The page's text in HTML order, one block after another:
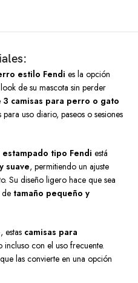
estilo Fendi es la opción
de su mascota sin perder
3 camisas para perro o gato
para uso diario, paseos o sesiones
estampado tipo Fendi está
suave, permitiendo un ajuste
Su diseño ligero hace que sea
tamaño pequeño y
, estas camisas para
incluso con el uso frecuente.
las convierte en una opción